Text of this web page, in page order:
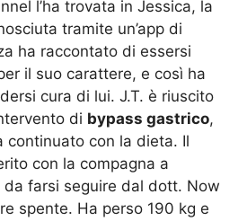
l’ha trovata in Jessica, la
tramite un’app di
ha raccontato di essersi
il suo carattere, e così ha
cura di lui. J.T. è riuscito
di bypass gastrico,
continuato con la dieta. Il
con la compagna a
farsi seguire dal dott. Now
spente. Ha perso 190 kg e